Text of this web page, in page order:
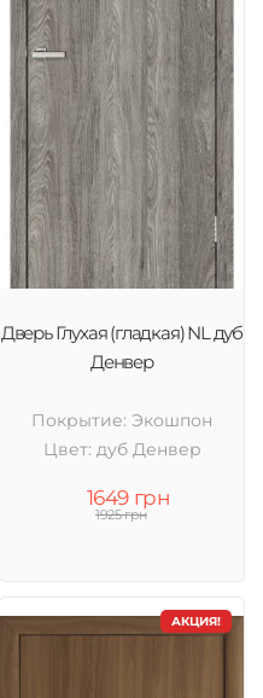
Дверь Глухая (гладкая) NL дуб
Денвер
Покрытие: Экошпон
Цвет: дуб Денвер
1649 грн
1925 грн
АКЦИЯ!